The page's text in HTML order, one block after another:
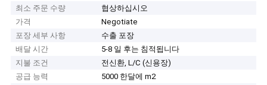
최소 주문 수량
협상하십시오
가격
Negotiate
포장 세부 사항
수출 포장
배달 시간
5-8 일 후는 침적됩니다
지불 조건
전신환, L/C (신용장)
공급 능력
5000 한달에 m2